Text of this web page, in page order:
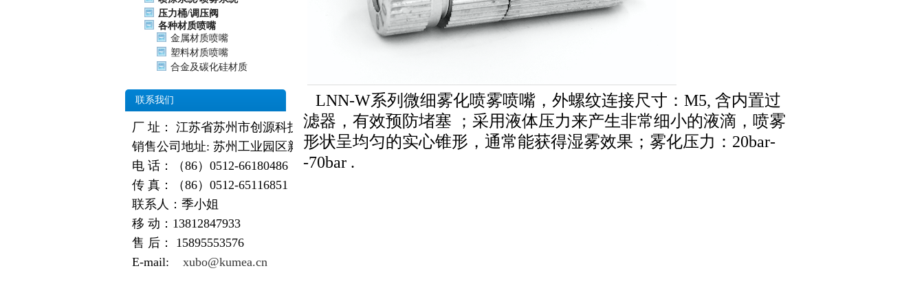
压力桶/调压阀
各种材质喷嘴
金属材质喷嘴
塑料材质喷嘴
合金及碳化硅材质
联系我们
厂 址： 江苏省苏州市创源科技园
销售公司地址: 苏州工业园区新天翔广场
电 话：（86）0512-66180486
传 真：（86）0512-65116851
联系人：季小姐
移 动：13812847933
售 后： 15895553576
E-mail: xubo@kumea.cn
LNN-W系列微细雾化喷雾喷嘴，外螺纹连接尺寸：M5, 含内置过
滤器，有效预防堵塞 ；采用液体压力来产生非常细小的液滴，喷雾
形状呈均匀的实心锥形，通常能获得湿雾效果；雾化压力：20bar-
-70bar .